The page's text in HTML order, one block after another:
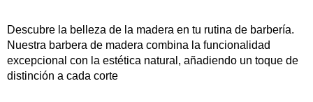
Descubre la belleza de la madera en tu rutina de barbería.
Nuestra barbera de madera combina la funcionalidad
excepcional con la estética natural, añadiendo un toque de
distinción a cada corte